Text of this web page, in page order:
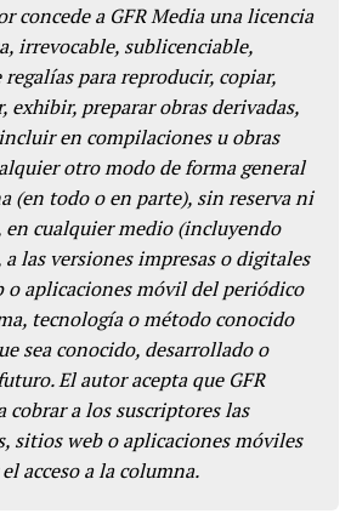
concede a GFR Media una licencia
irrevocable, sublicenciable,
para reproducir, copiar,
preparar obras derivadas,
en compilaciones u obras
otro modo de forma general
(en todo o en parte), sin reserva ni
cualquier medio (incluyendo
las versiones impresas o digitales
o aplicaciones móvil del periódico
tecnología o método conocido
sea conocido, desarrollado o
El autor acepta que GFR
cobrar a los suscriptores las
sitios web o aplicaciones móviles
acceso a la columna.